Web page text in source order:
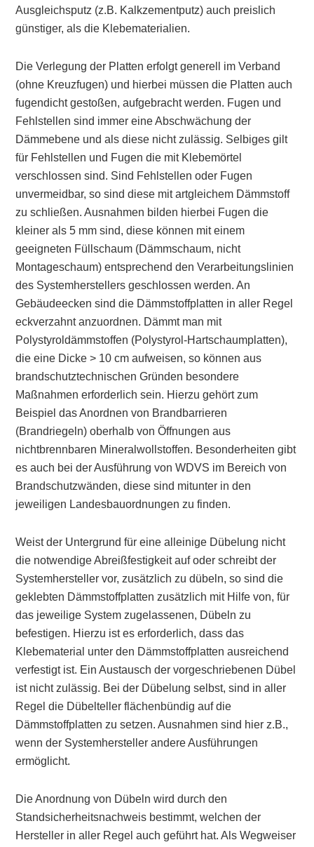
Ausgleichsputz (z.B. Kalkzementputz) auch preislich
günstiger, als die Klebematerialien.
Die Verlegung der Platten erfolgt generell im Verband
(ohne Kreuzfugen) und hierbei müssen die Platten auch
fugendicht gestoßen, aufgebracht werden. Fugen und
Fehlstellen sind immer eine Abschwächung der
Dämmebene und als diese nicht zulässig. Selbiges gilt
für Fehlstellen und Fugen die mit Klebemörtel
verschlossen sind. Sind Fehlstellen oder Fugen
unvermeidbar, so sind diese mit artgleichem Dämmstoff
zu schließen. Ausnahmen bilden hierbei Fugen die
kleiner als 5 mm sind, diese können mit einem
geeigneten Füllschaum (Dämmschaum, nicht
Montageschaum) entsprechend den Verarbeitungslinien
des Systemherstellers geschlossen werden. An
Gebäudeecken sind die Dämmstoffplatten in aller Regel
eckverzahnt anzuordnen. Dämmt man mit
Polystyroldämmstoffen (Polystyrol-Hartschaumplatten),
die eine Dicke > 10 cm aufweisen, so können aus
brandschutztechnischen Gründen besondere
Maßnahmen erforderlich sein. Hierzu gehört zum
Beispiel das Anordnen von Brandbarrieren
(Brandriegeln) oberhalb von Öffnungen aus
nichtbrennbaren Mineralwollstoffen. Besonderheiten gibt
es auch bei der Ausführung von WDVS im Bereich von
Brandschutzwänden, diese sind mitunter in den
jeweiligen Landesbauordnungen zu finden.
Weist der Untergrund für eine alleinige Dübelung nicht
die notwendige Abreißfestigkeit auf oder schreibt der
Systemhersteller vor, zusätzlich zu dübeln, so sind die
geklebten Dämmstoffplatten zusätzlich mit Hilfe von, für
das jeweilige System zugelassenen, Dübeln zu
befestigen. Hierzu ist es erforderlich, dass das
Klebematerial unter den Dämmstoffplatten ausreichend
verfestigt ist. Ein Austausch der vorgeschriebenen Dübel
ist nicht zulässig. Bei der Dübelung selbst, sind in aller
Regel die Dübelteller flächenbündig auf die
Dämmstoffplatten zu setzen. Ausnahmen sind hier z.B.,
wenn der Systemhersteller andere Ausführungen
ermöglicht.
Die Anordnung von Dübeln wird durch den
Standsicherheitsnachweis bestimmt, welchen der
Hersteller in aller Regel auch geführt hat. Als Wegweiser